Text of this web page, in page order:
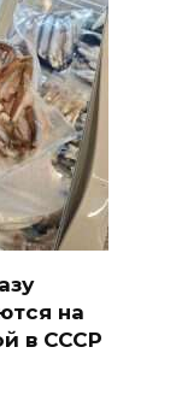
на
в СССР